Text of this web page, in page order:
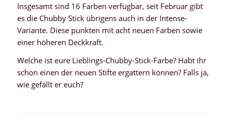
Insgesamt sind 16 Farben verfügbar, seit Februar gibt
es die Chubby Stick übrigens auch in der Intense-
Variante. Diese punkten mit acht neuen Farben sowie
einer höheren Deckkraft.
Welche ist eure Lieblings-Chubby-Stick-Farbe? Habt ihr
schon einen der neuen Stifte ergattern können? Falls ja,
wie gefällt er euch?